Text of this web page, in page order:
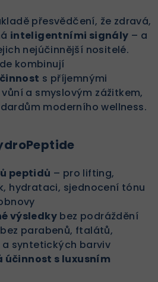
přesvědčení, že zdravá,
inteligentními signály – a
nejúčinnější nositelé.
kombinují
s příjemnými
a smyslovým zážitkem,
moderního wellness.
peptidů – pro lifting,
hydrataci, sjednocení tónu
výsledky bez podráždění
parabenů, ftalátů,
syntetických barviv
účinnost s luxusním